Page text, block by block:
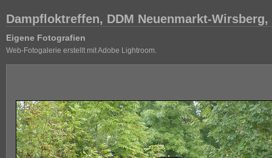
Dampfloktreffen, DDM Neuenmarkt-Wirsberg,
Eigene Fotografien
Web-Fotogalerie erstellt mit Adobe Lightroom.